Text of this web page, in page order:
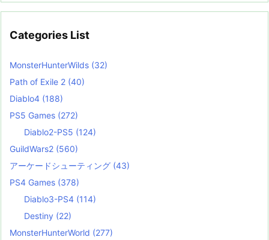
Categories List
MonsterHunterWilds (32)
Path of Exile 2 (40)
Diablo4 (188)
PS5 Games (272)
Diablo2-PS5 (124)
GuildWars2 (560)
アーケードシューティング (43)
PS4 Games (378)
Diablo3-PS4 (114)
Destiny (22)
MonsterHunterWorld (277)